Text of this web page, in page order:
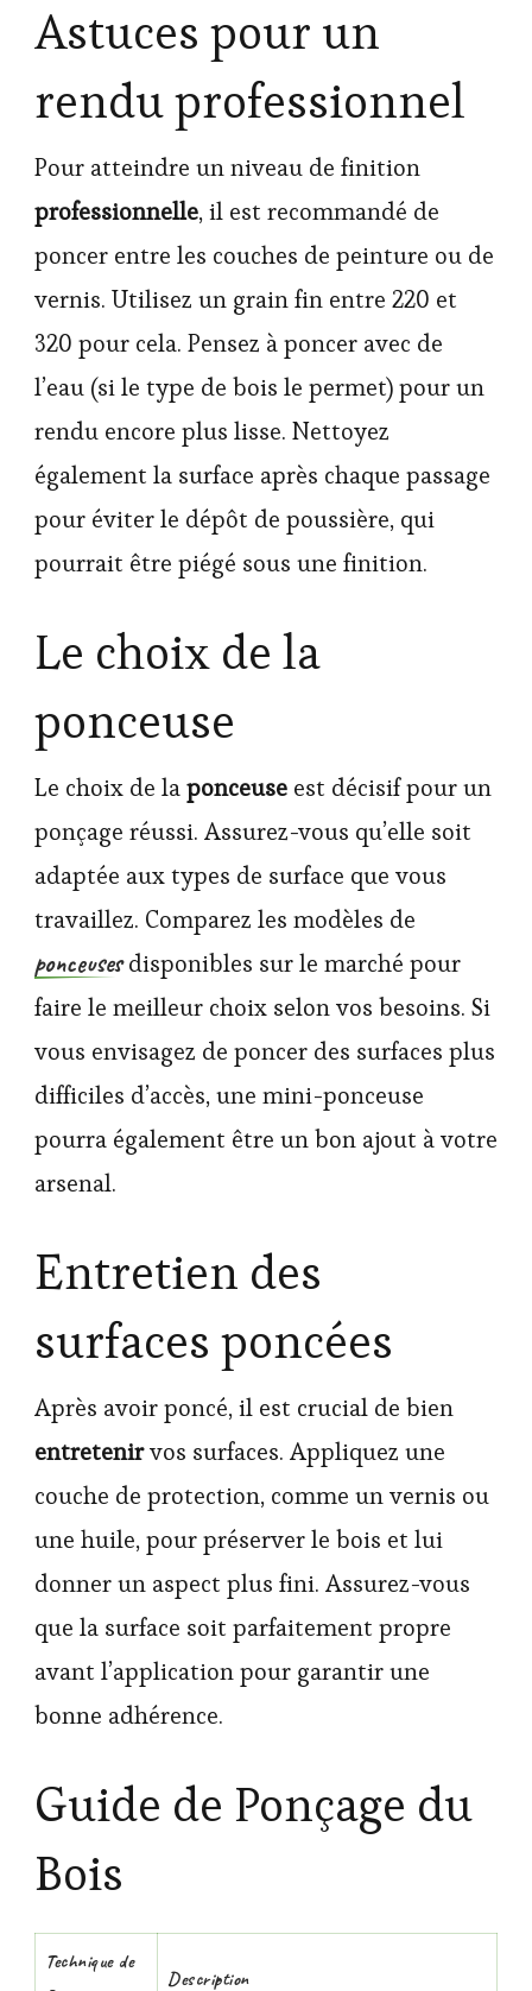
Astuces pour un
rendu professionnel
Pour atteindre un niveau de finition
professionnelle, il est recommandé de
poncer entre les couches de peinture ou de
vernis. Utilisez un grain fin entre 220 et
320 pour cela. Pensez à poncer avec de
l’eau (si le type de bois le permet) pour un
rendu encore plus lisse. Nettoyez
également la surface après chaque passage
pour éviter le dépôt de poussière, qui
pourrait être piégé sous une finition.
Le choix de la
ponceuse
Le choix de laponceuse est décisif pour un
ponçage réussi. Assurez-vous qu’elle soit
adaptée aux types de surface que vous
travaillez. Comparez les modèles de
ponceusesdisponibles sur le marché pour
faire le meilleur choix selon vos besoins. Si
vous envisagez de poncer des surfaces plus
difficiles d’accès, une mini-ponceuse
pourra également être un bon ajout à votre
arsenal.
Entretien des
surfaces poncées
Après avoir poncé, il est crucial de bien
entretenirvos surfaces. Appliquez une
couche de protection, comme un vernis ou
une huile, pour préserver le bois et lui
donner un aspect plus fini. Assurez-vous
que la surface soit parfaitement propre
avant l’application pour garantir une
bonne adhérence.
Guide de Ponçage du
Bois
Technique de
Description